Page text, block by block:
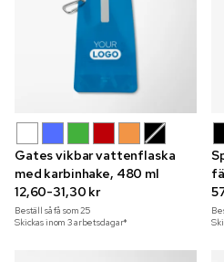
Gates vikbar vattenflaska
med karbinhake, 480 ml
12,60-31,30 kr
Beställ så få som25
Skickas inom 3 arbetsdagar*